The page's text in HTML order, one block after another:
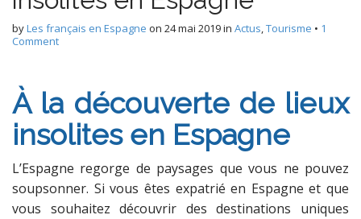
byLes français en Espagne on 24 mai 2019in Actus,Tourisme • 1
Comment
À la découverte de lieux
insolites en Espagne
L’Espagne regorge de paysages que vous ne pouvez
soupsonner. Si vous êtes expatrié en Espagne et que
vous souhaitez découvrir des destinations uniques